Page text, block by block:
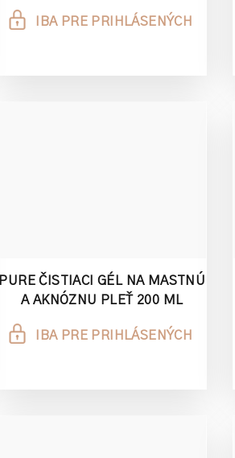
IBA PRE PRIHLÁSENÝCH
PURE ČISTIACI GÉL NA MASTNÚ
A AKNÓZNU PLEŤ 200 ML
IBA PRE PRIHLÁSENÝCH